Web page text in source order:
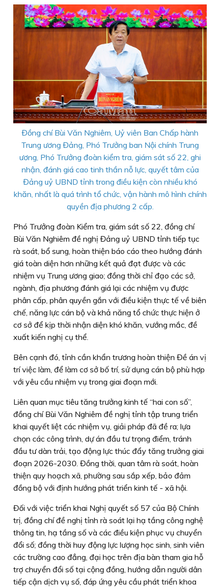
Đồng chí Bùi Văn Nghiêm, Uỷ viên Ban Chấp hành
Trung ương Đảng, Phó Trưởng ban Nội chính Trung
ương, Phó Trưởng đoàn kiểm tra, giám sát số 22, ghi
nhận, đánh giá cao tinh thần nỗ lực, quyết tâm của
Đảng uỷ UBND tỉnh trong điều kiện còn nhiều khó
khăn, nhất là quá trình tổ chức, vận hành mô hình chính
quyền địa phương 2 cấp.
Phó Trưởng đoàn Kiểm tra, giám sát số 22, đồng chí
Bùi Văn Nghiêm đề nghị Đảng uỷ UBND tỉnh tiếp tục
rà soát, bổ sung, hoàn thiện báo cáo theo hướng đánh
giá toàn diện hơn những kết quả đạt được và các
nhiệm vụ Trung ương giao; đồng thời chỉ đạo các sở,
ngành, địa phương đánh giá lại các nhiệm vụ được
phân cấp, phân quyền gắn với điều kiện thực tế về biên
chế, năng lực cán bộ và khả năng tổ chức thực hiện ở
cơ sở để kịp thời nhận diện khó khăn, vướng mắc, đề
xuất kiến nghị cụ thể.
Bên cạnh đó, tỉnh cần khẩn trương hoàn thiện Đề án vị
trí việc làm, để làm cơ sở bố trí, sử dụng cán bộ phù hợp
với yêu cầu nhiệm vụ trong giai đoạn mới.
Liên quan mục tiêu tăng trưởng kinh tế “hai con số”,
đồng chí Bùi Văn Nghiêm đề nghị tỉnh tập trung triển
khai quyết liệt các nhiệm vụ, giải pháp đã đề ra; lựa
chọn các công trình, dự án đầu tư trọng điểm, tránh
đầu tư dàn trải, tạo động lực thúc đẩy tăng trưởng giai
đoạn 2026-2030. Đồng thời, quan tâm rà soát, hoàn
thiện quy hoạch xã, phường sau sắp xếp, bảo đảm
đồng bộ với định hướng phát triển kinh tế - xã hội.
Đối với việc triển khai Nghị quyết số 57 của Bộ Chính
trị, đồng chí đề nghị tỉnh rà soát lại hạ tầng công nghệ
thông tin, hạ tầng số và các điều kiện phục vụ chuyển
đổi số; đồng thời huy động lực lượng học sinh, sinh viên
các trường cao đẳng, đại học trên địa bàn tham gia hỗ
trợ chuyển đổi số tại cộng đồng, hướng dẫn người dân
tiếp cận dịch vụ số, đáp ứng yêu cầu phát triển khoa